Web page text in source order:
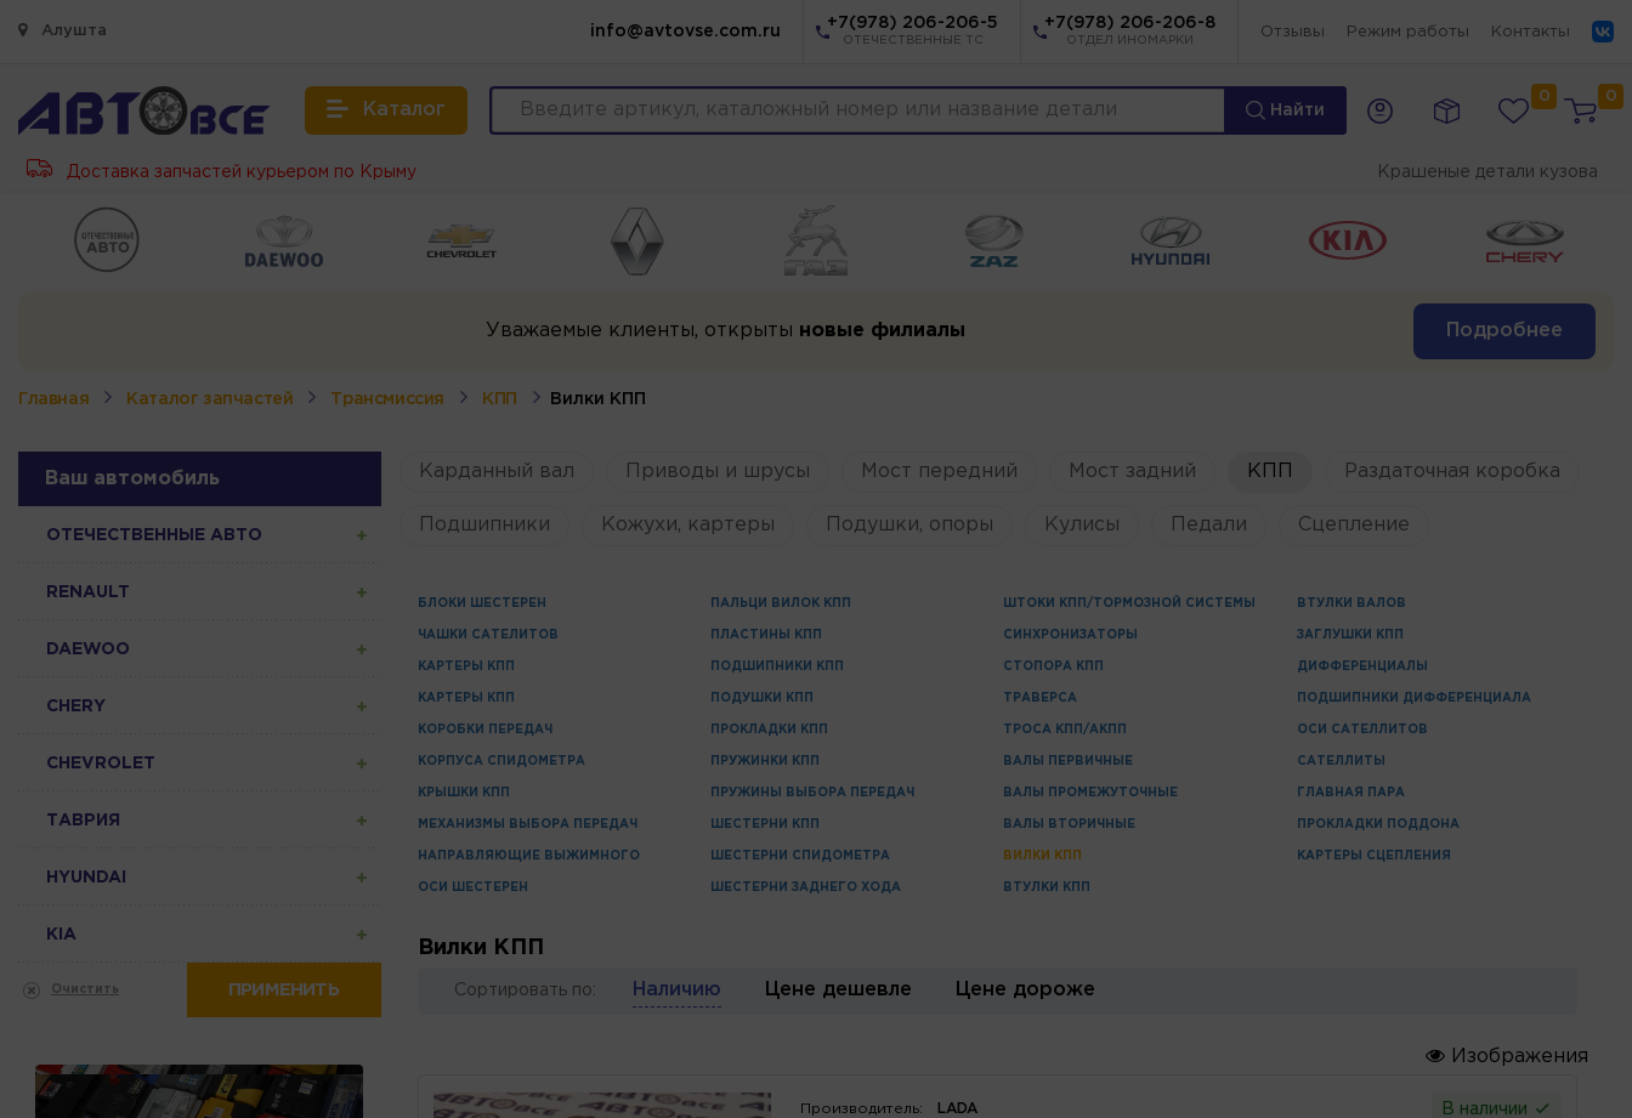
Алушта info@avtovse.com.ru
+7(978) 206-206-5
ОТЕЧЕСТВЕННЫЕ ТС
+7(978) 206-206-8
ОТДЕЛ ИНОМАРКИ
Отзывы Режим работы Контакты
Каталог Найти
0 0
Доставка запчастей курьером по Крыму Крашеные детали кузова
Уважаемые клиенты, открыты новые филиалы Подробнее
Главная Каталог запчастей Трансмиссия КПП Вилки КПП
Ваш автомобиль
ОТЕЧЕСТВЕННЫЕ АВТО
RENAULT
DAEWOO
CHERY
CHEVROLET
ТАВРИЯ
HYUNDAI
KIA
Очистить ПРИМЕНИТЬ
Карданный вал Приводы и шрусы Мост передний Мост задний КПП Раздаточная коробка
Подшипники Кожухи, картеры Подушки, опоры Кулисы Педали Сцепление
БЛОКИ ШЕСТЕРЕН
ЧАШКИ САТЕЛИТОВ
КАРТЕРЫ КПП
КАРТЕРЫ КПП
КОРОБКИ ПЕРЕДАЧ
КОРПУСА СПИДОМЕТРА
КРЫШКИ КПП
МЕХАНИЗМЫ ВЫБОРА ПЕРЕДАЧ
НАПРАВЛЯЮЩИЕ ВЫЖИМНОГО
ОСИ ШЕСТЕРЕН
ПАЛЬЦИ ВИЛОК КПП
ПЛАСТИНЫ КПП
ПОДШИПНИКИ КПП
ПОДУШКИ КПП
ПРОКЛАДКИ КПП
ПРУЖИНКИ КПП
ПРУЖИНЫ ВЫБОРА ПЕРЕДАЧ
ШЕСТЕРНИ КПП
ШЕСТЕРНИ СПИДОМЕТРА
ШЕСТЕРНИ ЗАДНЕГО ХОДА
ШТОКИ КПП/ТОРМОЗНОЙ СИСТЕМЫ
СИНХРОНИЗАТОРЫ
СТОПОРА КПП
ТРАВЕРСА
ТРОСА КПП/АКПП
ВАЛЫ ПЕРВИЧНЫЕ
ВАЛЫ ПРОМЕЖУТОЧНЫЕ
ВАЛЫ ВТОРИЧНЫЕ
ВИЛКИ КПП
ВТУЛКИ КПП
ВТУЛКИ ВАЛОВ
ЗАГЛУШКИ КПП
ДИФФЕРЕНЦИАЛЫ
ПОДШИПНИКИ ДИФФЕРЕНЦИАЛА
ОСИ САТЕЛЛИТОВ
САТЕЛЛИТЫ
ГЛАВНАЯ ПАРА
ПРОКЛАДКИ ПОДДОНА
КАРТЕРЫ СЦЕПЛЕНИЯ
Вилки КПП
Сортировать по: Наличию Цене дешевле Цене дороже
Изображения
Производитель: LADA В наличии